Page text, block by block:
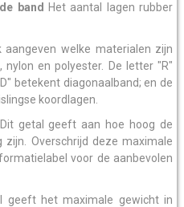
band
Het aantal lagen rubber
welke materialen zijn
en polyester. De letter "R"
betekent diagonaalband; en de
koordlagen.
Dit getal geeft aan hoe hoog de
zijn. Overschrijd deze maximale
voor de aanbevolen
geeft het maximale gewicht in